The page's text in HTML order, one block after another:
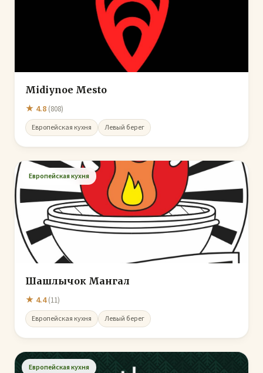
Midiynoe Mesto
★ 4.8 (808)
Европейская кухня Левый берег
Европейская кухня
Шашлычок Мангал
★ 4.4(11)
Европейская кухня Левый берег
Европейская кухня